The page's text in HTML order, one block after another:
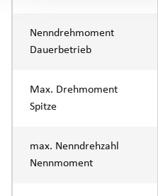
Nenndrehmoment
Dauerbetrieb
Max. Drehmoment
Spitze
max. Nenndrehzahl
Nennmoment